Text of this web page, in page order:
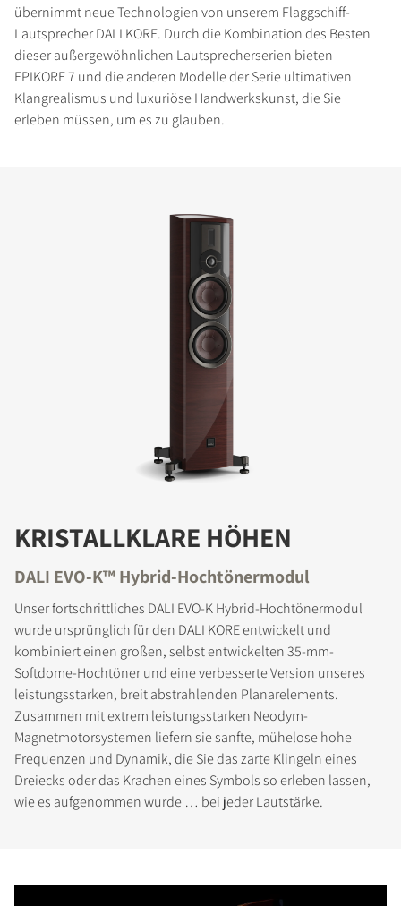
übernimmt neue Technologien von unserem Flaggschiff-
Lautsprecher DALI KORE. Durch die Kombination des Besten
dieser außergewöhnlichen Lautsprecherserien bieten
EPIKORE 7 und die anderen Modelle der Serie ultimativen
Klangrealismus und luxuriöse Handwerkskunst, die Sie
erleben müssen, um es zu glauben.
KRISTALLKLARE HÖHEN
DALI EVO-K™ Hybrid-Hochtönermodul
Unser fortschrittliches DALI EVO-K Hybrid-Hochtönermodul
wurde ursprünglich für den DALI KORE entwickelt und
kombiniert einen großen, selbst entwickelten 35-mm-
Softdome-Hochtöner und eine verbesserte Version unseres
leistungsstarken, breit abstrahlenden Planarelements.
Zusammen mit extrem leistungsstarken Neodym-
Magnetmotorsystemen liefern sie sanfte, mühelose hohe
Frequenzen und Dynamik, die Sie das zarte Klingeln eines
Dreiecks oder das Krachen eines Symbols so erleben lassen,
wie es aufgenommen wurde … bei jeder Lautstärke.